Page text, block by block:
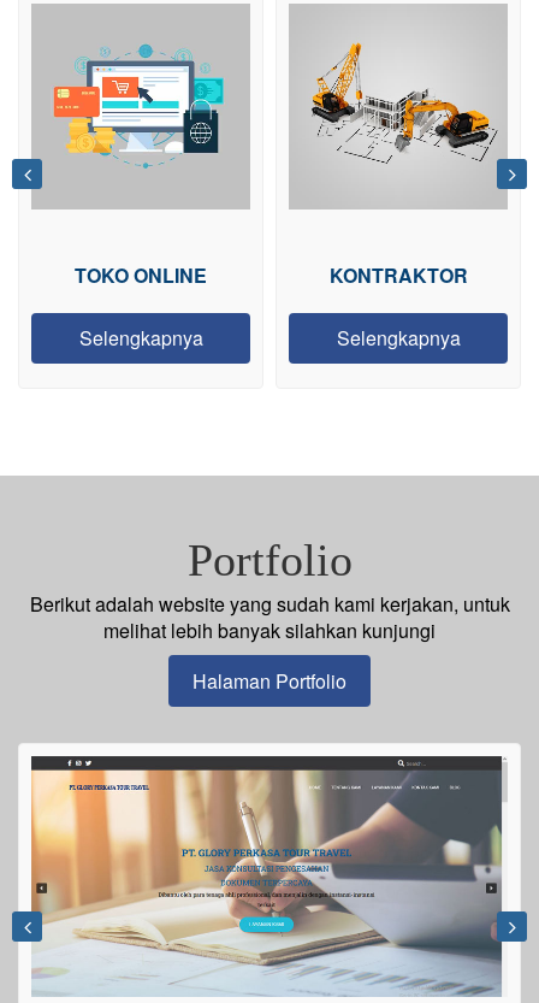
TOKO ONLINE
Selengkapnya
KONTRAKTOR
Selengkapnya
Portfolio
Berikut adalah website yang sudah kami kerjakan, untuk
melihat lebih banyak silahkan kunjungi
Halaman Portfolio